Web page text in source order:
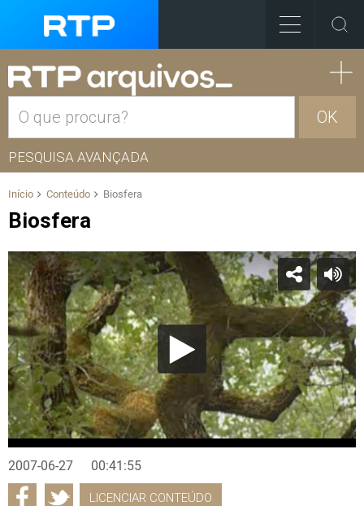
OK
PESQUISA AVANÇADA
Início Conteúdo Biosfera
Biosfera
2007-06-27 00:41:55
LICENCIAR CONTEÚDO